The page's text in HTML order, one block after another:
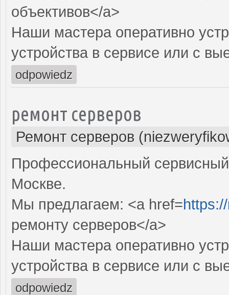
объективов</a>
Наши мастера оперативно
устройства в сервисе или с
odpowiedz
ремонт серверов
Ремонт серверов
Профессиональный
Москве.
Мы предлагаем: <a href=
ремонту серверов</a>
Наши мастера оперативно
устройства в сервисе или с
odpowiedz